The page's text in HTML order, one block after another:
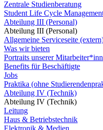
Zentrale Studienberatung
Student Life Cycle
Abteilung III (Personal)
Abteilung III (Personal)
Allgemeine Serviceseite
Was wir bieten
Portraits unserer
Benefits für Beschäftigte
Jobs
Praktika (ohne
Abteilung IV (Technik)
Abteilung IV (Technik)
Leitung
Haus & Betriebstechnik
Elektronik & Medien